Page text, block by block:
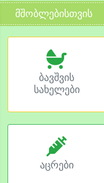
მშობლებისთვის
ბავშვის
სახელები
აცრები